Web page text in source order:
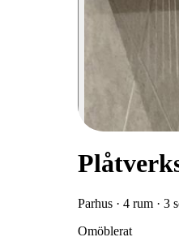
Parhus · 4 rum · 3
Omöblerat